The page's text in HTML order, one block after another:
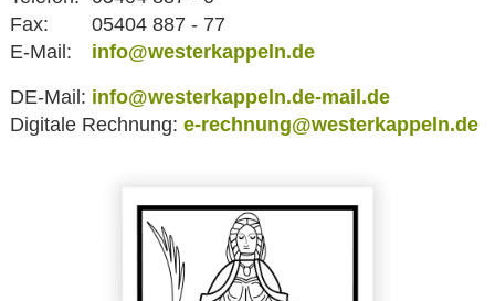
Fax:
05404 887 - 77
E-Mail:
info@westerkappeln.de
DE-Mail: info@westerkappeln.de-mail.de
Digitale Rechnung: e-rechnung@westerkappeln.de